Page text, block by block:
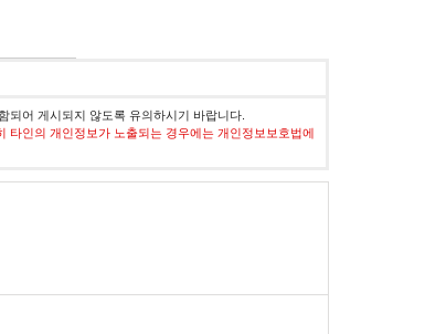
되어 게시되지 않도록 유의하시기 바랍니다.
타인의 개인정보가 노출되는 경우에는 개인정보보호법에